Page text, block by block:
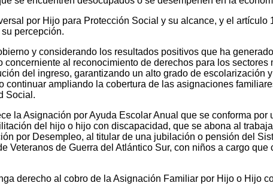
por Hijo para Protección Social y su alcance, y el artículo
percepción.
y considerando los resultados positivos que ha
al reconocimiento de derechos para los sectores
del ingreso, garantizando un alto grado de escolarización
ampliando la cobertura de las asignaciones
Social.
la Asignación por Ayuda Escolar Anual que se conforma por
del hijo o hijo con discapacidad, que se abona al
por Desempleo, al titular de una jubilación o pensión del
Veteranos de Guerra del Atlántico Sur, con niños a cargo que
derecho al cobro de la Asignación Familiar por Hijo o Hijo